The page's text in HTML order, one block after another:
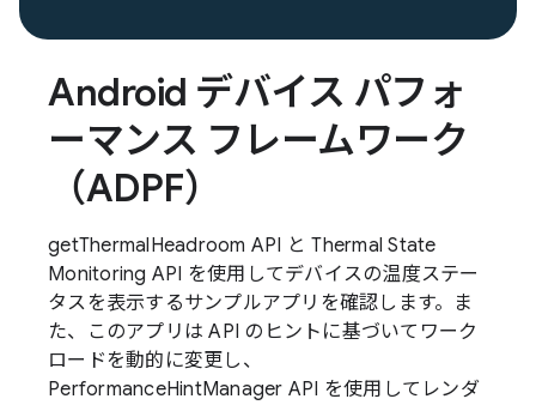
Android デバイス パフォ
ーマンス フレームワーク
（ADPF）
getThermalHeadroom API と Thermal State
Monitoring API を使用してデバイスの温度ステー
タスを表示するサンプルアプリを確認します。ま
た、このアプリは API のヒントに基づいてワーク
ロードを動的に変更し、
PerformanceHintManager API を使用してレンダ